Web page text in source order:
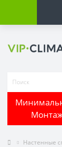
Настенные